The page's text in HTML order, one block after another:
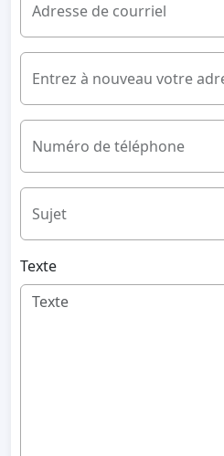
Adresse de courriel
Entrez à nouveau votre
Numéro de téléphone
Sujet
Texte